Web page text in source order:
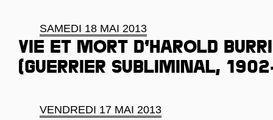
SAMEDI 18 MAI 2013
Vie et mort d’Harold
(guerrier subliminal,
VENDREDI 17 MAI 2013